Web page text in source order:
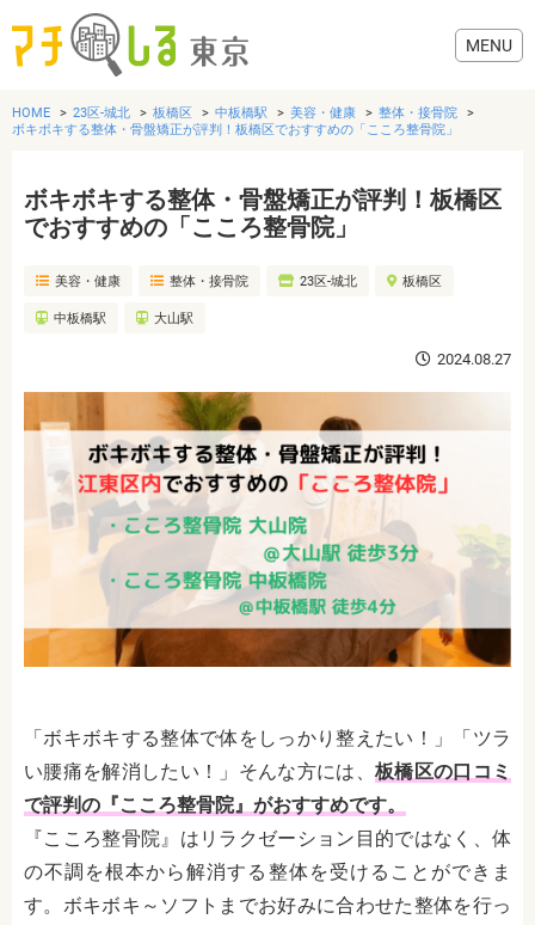
グルメ
美容・健康
おでかけ
生活
HOME 23区-城北 板橋区 中板橋駅 美容・健康
整体・接骨院
ボキボキする整体・骨盤矯正が評判！板橋区でおすすめの「こころ整骨院」
ボキボキする整体・骨盤矯正が評判！板橋区
でおすすめの「こころ整骨院」
美容・健康 整体・接骨院 23区-城北 板橋区
中板橋駅 大山駅
2024.08.27
「ボキボキする整体で体をしっかり整えたい！」「ツラ
い腰痛を解消したい！」そんな方には、 板橋区の口コミ
で評判の『こころ整骨院』がおすすめです。
『こころ整骨院』はリラクゼーション目的ではなく、体
の不調を根本から解消する整体を受けることができま
す。ボキボキ～ソフトまでお好みに合わせた整体を行っ